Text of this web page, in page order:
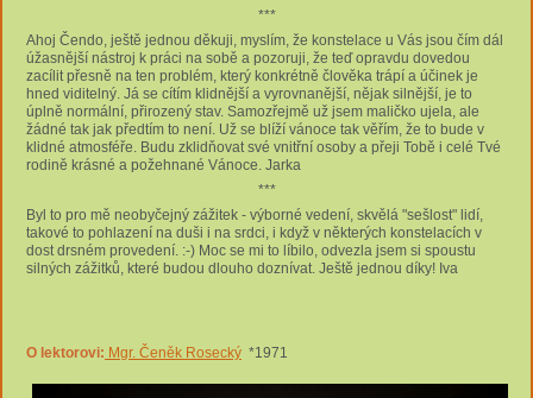
***
Ahoj Čendo, ještě jednou děkuji, myslím, že konstelace u Vás jsou čím dál
úžasnější nástroj k práci na sobě a pozoruji, že teď opravdu dovedou
zacílit přesně na ten problém, který konkrétně člověka trápí a účinek je
hned viditelný. Já se cítím klidnější a vyrovnanější, nějak silnější, je to
úplně normální, přirozený stav. Samozřejmě už jsem maličko ujela, ale
žádné tak jak předtím to není. Už se blíží vánoce tak věřím, že to bude v
klidné atmosféře. Budu zklidňovat své vnitřní osoby a přeji Tobě i celé Tvé
rodině krásné a požehnané Vánoce. Jarka
***
Byl to pro mě neobyčejný zážitek - výborné vedení, skvělá "sešlost" lidí,
takové to pohlazení na duši i na srdci, i když v některých konstelacích v
dost drsném provedení. :-) Moc se mi to líbilo, odvezla jsem si spoustu
silných zážitků, které budou dlouho doznívat. Ještě jednou díky! Iva
O lektorovi: Mgr. Čeněk Rosecký *1971